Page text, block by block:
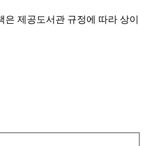
제공도서관 규정에 따라 상이